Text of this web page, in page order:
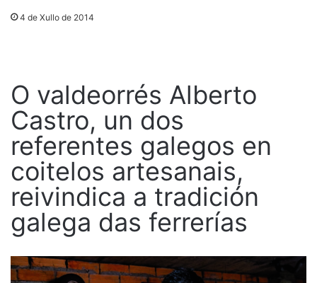
4 de Xullo de 2014
O valdeorrés Alberto
Castro, un dos
referentes galegos en
coitelos artesanais,
reivindica a tradición
galega das ferrerías